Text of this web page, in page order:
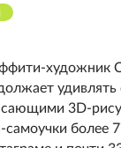
художник
удивлять
3D-
самоучки более